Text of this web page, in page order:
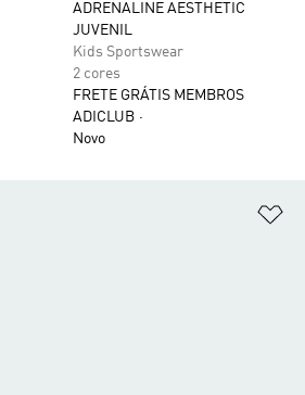
ADRENALINE AESTHETIC
JUVENIL
Kids Sportswear
2 cores
FRETE GRÁTIS MEMBROS
ADICLUB
Novo